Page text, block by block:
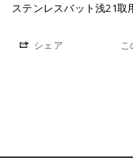
ステンレスバット浅21取
シェア こ